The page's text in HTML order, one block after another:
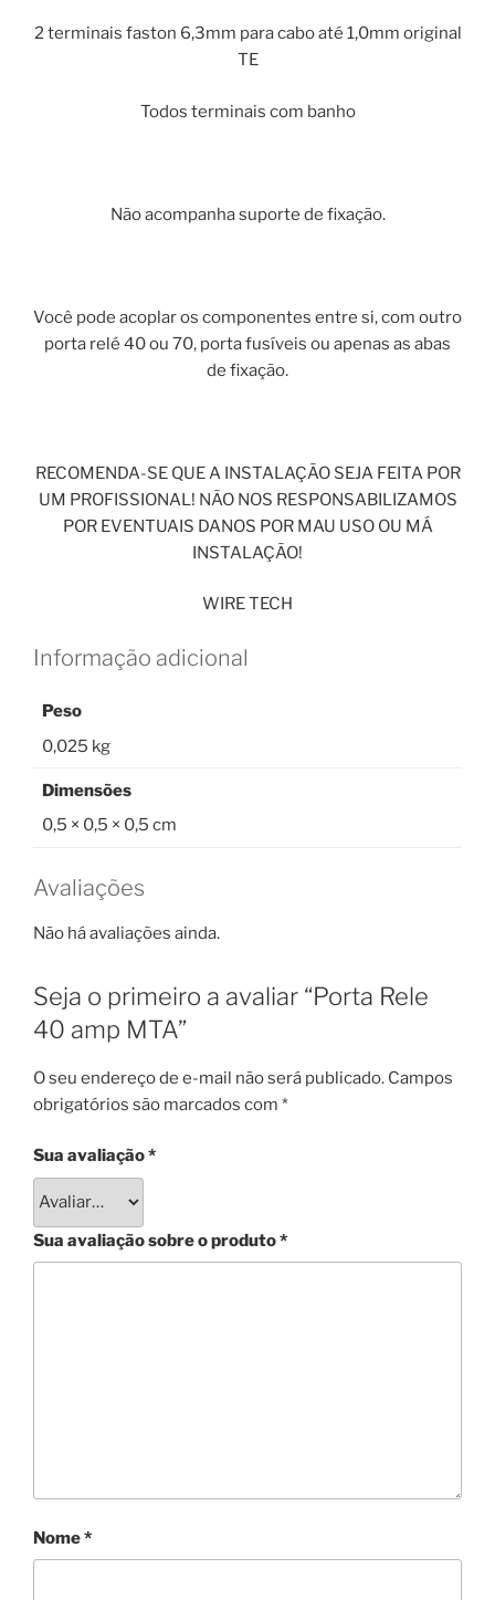
2 terminais faston 6,3mm para cabo até 1,0mm original
TE
Todos terminais com banho
Não acompanha suporte de fixação.
Você pode acoplar os componentes entre si, com outro
porta relé 40 ou 70, porta fusíveis ou apenas as abas
de fixação.
RECOMENDA-SE QUE A INSTALAÇÃO SEJA FEITA POR
UM PROFISSIONAL! NÃO NOS RESPONSABILIZAMOS
POR EVENTUAIS DANOS POR MAU USO OU MÁ
INSTALAÇÃO!
WIRE TECH
Informação adicional
Peso
0,025 kg
Dimensões
0,5 × 0,5 × 0,5 cm
Avaliações
Não há avaliações ainda.
Seja o primeiro a avaliar “Porta Rele
40 amp MTA”
O seu endereço de e-mail não será publicado. Campos
obrigatórios são marcados com *
Sua avaliação*
Sua avaliação sobre o produto*
Nome*